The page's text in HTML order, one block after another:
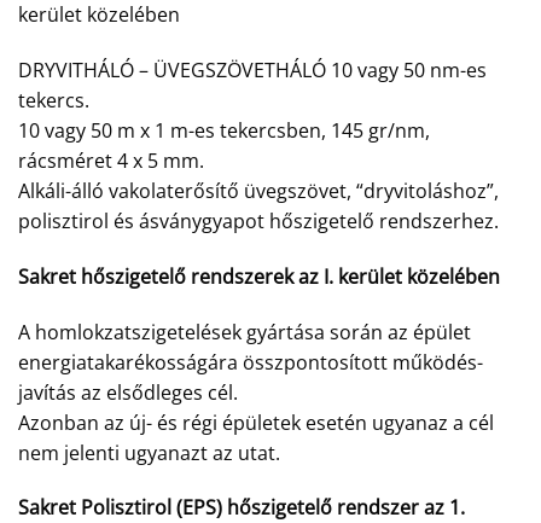
kerület közelében
DRYVITHÁLÓ – ÜVEGSZÖVETHÁLÓ 10 vagy 50 nm-es
tekercs.
10 vagy 50 m x 1 m-es tekercsben, 145 gr/nm,
rácsméret 4 x 5 mm.
Alkáli-álló vakolaterősítő üvegszövet, “dryvitoláshoz”,
polisztirol és ásványgyapot hőszigetelő rendszerhez.
Sakret hőszigetelő rendszerek az I. kerület közelében
A homlokzatszigetelések gyártása során az épület
energiatakarékosságára összpontosított működés-
javítás az elsődleges cél.
Azonban az új- és régi épületek esetén ugyanaz a cél
nem jelenti ugyanazt az utat.
Sakret Polisztirol (EPS) hőszigetelő rendszer az 1.